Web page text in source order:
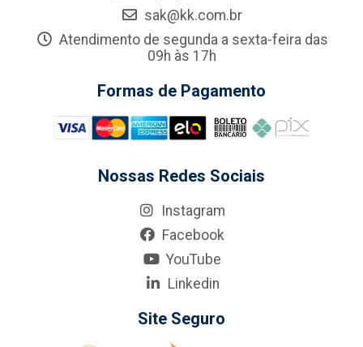
sak@kk.com.br
Atendimento de segunda a sexta-feira das
09h às 17h
Formas de Pagamento
Nossas Redes Sociais
Instagram
Facebook
YouTube
Linkedin
Site Seguro